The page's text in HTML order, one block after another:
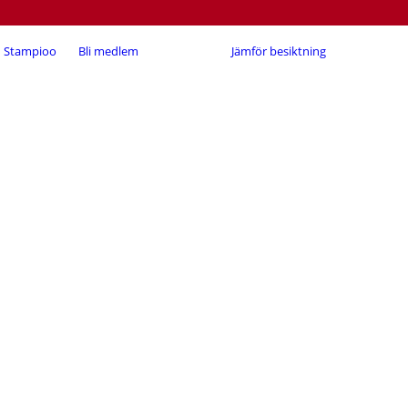
Stampioo Bli medlem Jämför besiktning